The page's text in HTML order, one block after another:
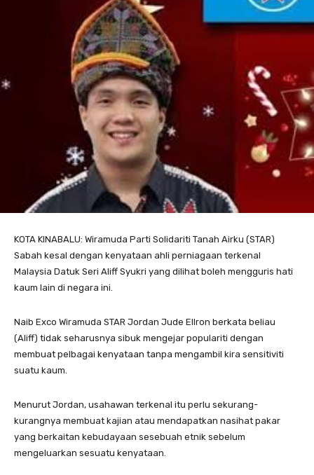
KOTA KINABALU: Wiramuda Parti Solidariti Tanah Airku (STAR)
Sabah kesal dengan kenyataan ahli perniagaan terkenal
Malaysia Datuk Seri Aliff Syukri yang dilihat boleh mengguris hati
kaum lain di negara ini.
Naib Exco Wiramuda STAR Jordan Jude Ellron berkata beliau
(Aliff) tidak seharusnya sibuk mengejar populariti dengan
membuat pelbagai kenyataan tanpa mengambil kira sensitiviti
suatu kaum.
Menurut Jordan, usahawan terkenal itu perlu sekurang-
kurangnya membuat kajian atau mendapatkan nasihat pakar
yang berkaitan kebudayaan sesebuah etnik sebelum
mengeluarkan sesuatu kenyataan.